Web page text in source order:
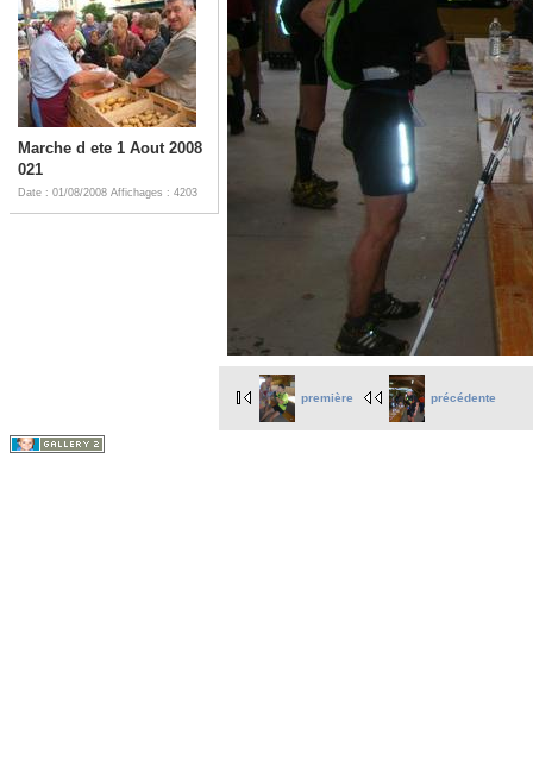
Marche d ete 1 Aout 2008
021
Date : 01/08/2008 Affichages : 4203
première précédente